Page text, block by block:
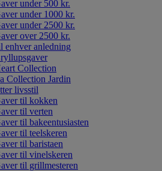
under 500 kr.
under 1000 kr.
under 2500 kr.
over 2500 kr.
enhver anledning
Collection
Collection Jardin
livsstil
til kokken
til verten
til bakeentusiasten
til teelskeren
til baristaen
til vinelskeren
til grillmesteren